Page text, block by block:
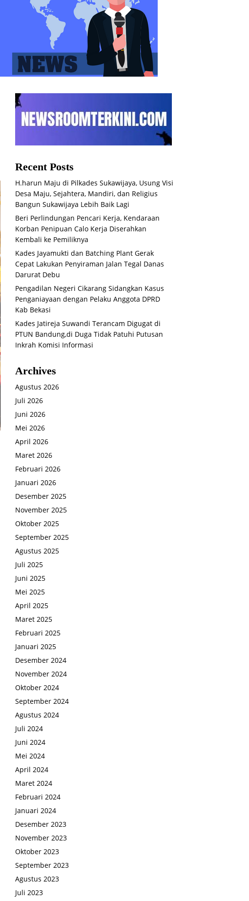
Recent Posts
H.harun Maju di Pilkades Sukawijaya, Usung Visi
Desa Maju, Sejahtera, Mandiri, dan Religius
Bangun Sukawijaya Lebih Baik Lagi
Beri Perlindungan Pencari Kerja, Kendaraan
Korban Penipuan Calo Kerja Diserahkan
Kembali ke Pemiliknya
Kades Jayamukti dan Batching Plant Gerak
Cepat Lakukan Penyiraman Jalan Tegal Danas
Darurat Debu
Pengadilan Negeri Cikarang Sidangkan Kasus
Penganiayaan dengan Pelaku Anggota DPRD
Kab Bekasi
Kades Jatireja Suwandi Terancam Digugat di
PTUN Bandung,di Duga Tidak Patuhi Putusan
Inkrah Komisi Informasi
Archives
Agustus 2026
Juli 2026
Juni 2026
Mei 2026
April 2026
Maret 2026
Februari 2026
Januari 2026
Desember 2025
November 2025
Oktober 2025
September 2025
Agustus 2025
Juli 2025
Juni 2025
Mei 2025
April 2025
Maret 2025
Februari 2025
Januari 2025
Desember 2024
November 2024
Oktober 2024
September 2024
Agustus 2024
Juli 2024
Juni 2024
Mei 2024
April 2024
Maret 2024
Februari 2024
Januari 2024
Desember 2023
November 2023
Oktober 2023
September 2023
Agustus 2023
Juli 2023